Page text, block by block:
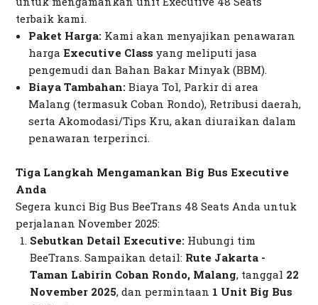
terbaik kami.
Paket Harga: Kami akan menyajikan penawaran
hargaExecutive Class yang meliputi jasa
pengemudi dan Bahan Bakar Minyak (BBM).
Biaya Tambahan: Biaya Tol, Parkir di area
Malang (termasuk Coban Rondo), Retribusi daerah,
serta Akomodasi/Tips Kru, akan diuraikan dalam
penawaran terperinci.
Tiga Langkah Mengamankan Big Bus Executive
Anda
Segera kunci Big Bus BeeTrans 48 Seats Anda untuk
perjalanan November 2025:
Sebutkan Detail Executive: Hubungi tim
BeeTrans. Sampaikan detail: Rute Jakarta -
Taman Labirin Coban Rondo, Malang, tanggal 22
November 2025, dan permintaan 1 Unit Big Bus